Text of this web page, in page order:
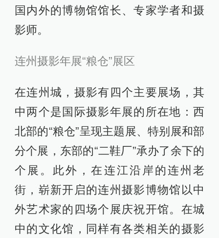
国内外的博物馆馆长、专家学者和摄
影师。
连州摄影年展“粮仓”展区
在连州城，摄影有四个主要展场，其
中两个是国际摄影年展的所在地：西
北部的“粮仓”呈现主题展、特别展和部
分个展，东部的“二鞋厂”承办了余下的
个展。此外，在连江沿岸的连州老
街，崭新开启的连州摄影博物馆以中
外艺术家的四场个展庆祝开馆。在城
中的文化馆，同样有各类相关的摄影